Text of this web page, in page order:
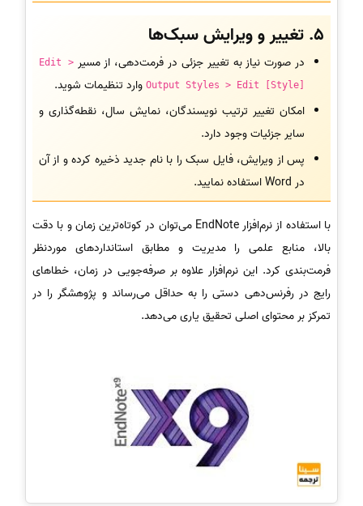
5. تغییر و ویرایش سبک‌ها
در صورت نیاز به تغییر جزئی در فرمت‌دهی، از مسیرEdit >
Output Styles > Edit [Style] وارد تنظیمات شوید.
امکان تغییر ترتیب نویسندگان، نمایش سال، نقطه‌گذاری و
سایر جزئیات وجود دارد.
پس از ویرایش، فایل سبک را با نام جدید ذخیره کرده و از آن
در Word استفاده نمایید.
با استفاده از نرم‌افزار EndNote می‌توان در کوتاه‌ترین زمان و با دقت
بالا، منابع علمی را مدیریت و مطابق استانداردهای موردنظر
فرمت‌بندی کرد. این نرم‌افزار علاوه بر صرفه‌جویی در زمان، خطاهای
رایج در رفرنس‌دهی دستی را به حداقل می‌رساند و پژوهشگر را در
تمرکز بر محتوای اصلی تحقیق یاری می‌دهد.